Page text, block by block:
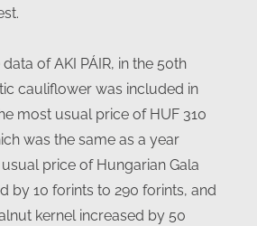
of AKI PÁIR, in the 50th
cauliflower was included in
most usual price of HUF 310
was the same as a year
price of Hungarian Gala
by 10 forints to 290 forints, and
kernel increased by 50